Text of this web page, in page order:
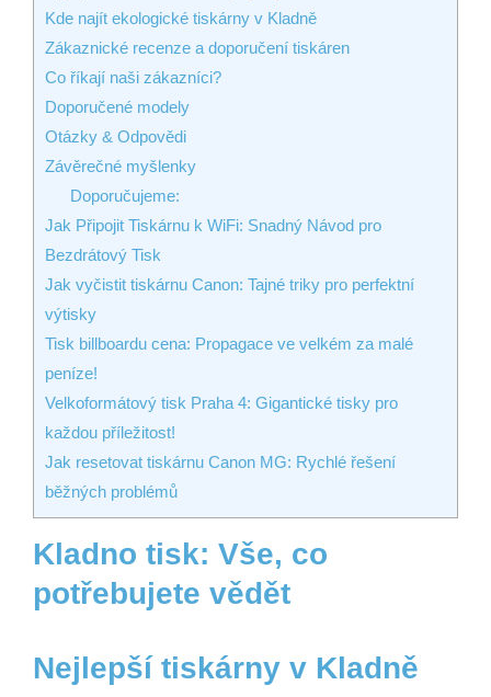
Kde najít ekologické tiskárny v Kladně
Zákaznické recenze a doporučení tiskáren
Co říkají naši zákazníci?
Doporučené modely
Otázky & Odpovědi
Závěrečné myšlenky
Doporučujeme:
Jak Připojit Tiskárnu k WiFi: Snadný Návod pro
Bezdrátový Tisk
Jak vyčistit tiskárnu Canon: Tajné triky pro perfektní
výtisky
Tisk billboardu cena: Propagace ve velkém za malé
peníze!
Velkoformátový tisk Praha 4: Gigantické tisky pro
každou příležitost!
Jak resetovat tiskárnu Canon MG: Rychlé řešení
běžných problémů
Kladno tisk: Vše, co
potřebujete vědět
Nejlepší tiskárny v Kladně